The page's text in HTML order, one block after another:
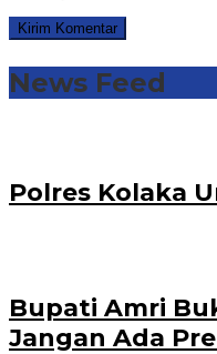
News Feed
Polres Kolaka
Bupati Amri
Jangan Ada